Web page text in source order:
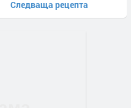
Следваща рецепта